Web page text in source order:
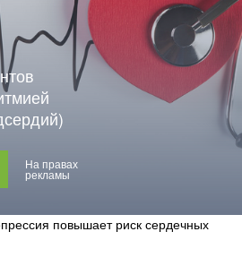
На правах
рекламы
повышает риск сердечных